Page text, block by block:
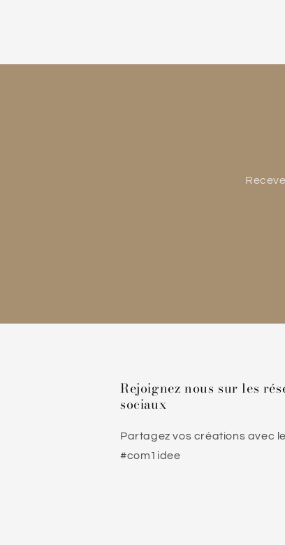
Rejoignez nous sur les
sociaux
Partagez vos créations avec le
#com1idee